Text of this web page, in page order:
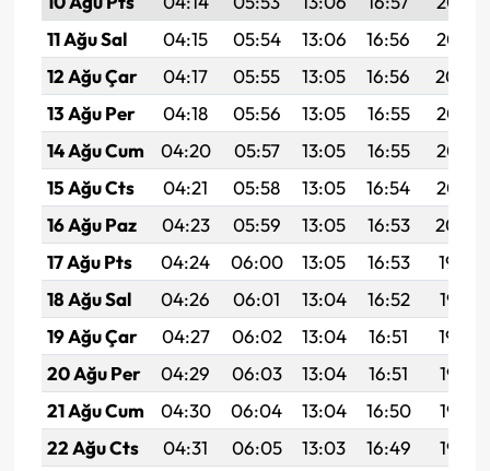
11 Ağu Sal
04:15 05:54 13:06 16:56
20:07
12 Ağu Çar
04:17 05:55 13:05 16:56
20:06
13 Ağu Per
04:18 05:56 13:05 16:55
20:05
14 Ağu Cum
04:20 05:57 13:05 16:55
20:03
15 Ağu Cts
04:21 05:58 13:05 16:54
20:02
16 Ağu Paz
04:23 05:59 13:05 16:53
20:00
17 Ağu Pts
04:24 06:00 13:05 16:53
19:59
18 Ağu Sal
04:26 06:01 13:04 16:52
19:58
19 Ağu Çar
04:27 06:02 13:04 16:51
19:56
20 Ağu Per
04:29 06:03 13:04 16:51
19:55
21 Ağu Cum
04:30 06:04 13:04 16:50
19:53
22 Ağu Cts
04:31 06:05 13:03 16:49
19:52